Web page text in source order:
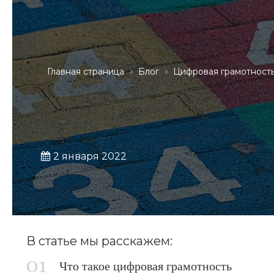
Главная страница Блог Цифровая
2 января 2022
В статье мы расскажем:
Что такое цифровая грамотность